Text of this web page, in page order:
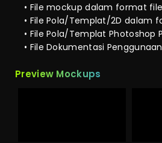
• File mockup dalam format
• File Pola/Templat/2D dalam
• File Pola/Templat Photoshop
• File Dokumentasi Penggunaan
Preview Mockups